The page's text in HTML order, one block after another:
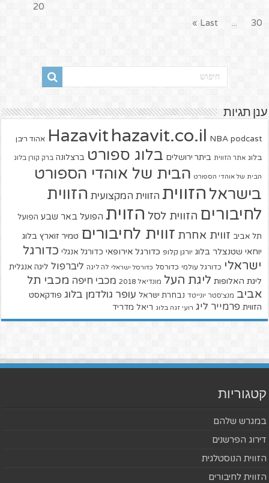
20
30
...
Last »
ענן תגיות
Hazavit hazavit.co.il NBA podcast אהוד ריבן
בלוג אתר הזווית ביתר ירושלים בלוג ספורט ברצלונה ברק קורן בלוג
הבית של אוהדי הספורט הבית של אוהדי הספורט
בישראל הזווית הזווית המקצועית הזווית
לחיבורים הזווית לסל הזוית הפועל באר שבע הפועל
תל אביב זווית אחרת זווית לחיבורים טמיר זוארץ בלוג
יוחאי שטנצלר בלוג יורגן קלופ כדורגל אירופאי כדורגל אנגלי כדורגל
ישראלי כדורגל עולמי כדורסל כדורסל ישראלי לה ליגה ליברפול ליגה אנגלית
ליגת האלופות ליגת העל מונדיאל 2018 מכבי חיפה מכבי תל
אביב מנצ'סטר יונייטד נבחרת ישראל עופר גולדמן בלוג פודקאסט
הזווית פרמייר ליג רועי זגה בלוג ריאל מדריד
קטגוריות
במגרש שלהם
דירוג הפרשנים
הזווית הנוסטלגית
הזווית לחיבורים